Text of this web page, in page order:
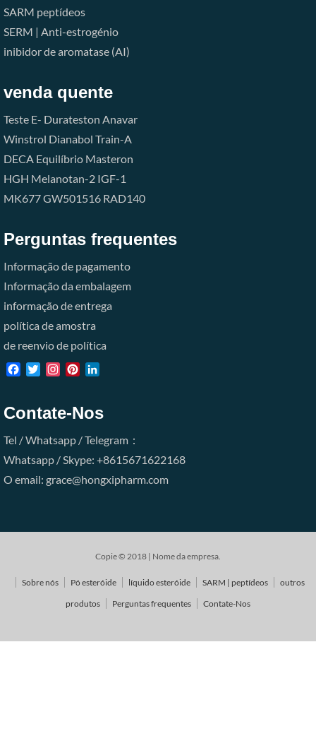
SARM peptídeos
SERM | Anti-estrogénio
inibidor de aromatase (AI)
venda quente
Teste E- Durateston Anavar
Winstrol Dianabol Train-A
DECA Equilíbrio Masteron
HGH Melanotan-2 IGF-1
MK677GW501516 RAD140
Perguntas frequentes
Informação de pagamento
Informação da embalagem
informação de entrega
política de amostra
de reenvio de política
Facebook
TwitterInstagramPinterest
Contate-Nos
Tel / Whatsapp / Telegram：
Whatsapp / Skype: +8615671622168
O email: grace@hongxipharm.com
Copie © 2018 | Nome da empresa.
Sobre nós Pó esteróide líquido esteróide SARM | peptídeos
outros
produtos
Perguntas frequentes Contate-Nos